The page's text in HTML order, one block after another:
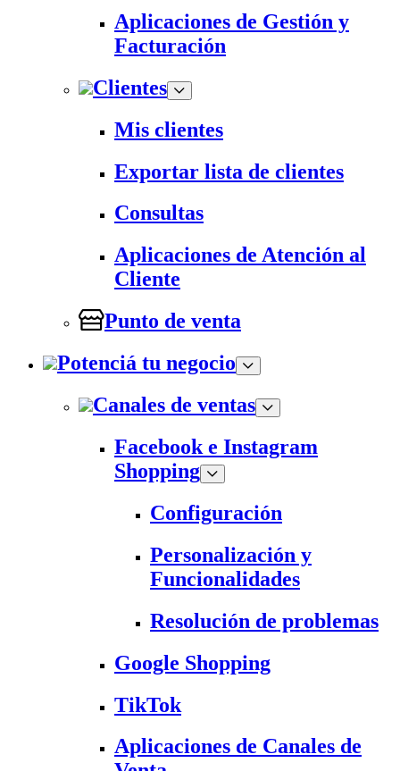
Aplicaciones de Gestión y
Facturación
Clientes
Mis clientes
Exportar lista de clientes
Consultas
Aplicaciones de Atención al
Cliente
Punto de venta
Potenciá tu negocio
Canales de ventas
Facebook e Instagram
Shopping
Configuración
Personalización y
Funcionalidades
Resolución de problemas
Google Shopping
TikTok
Aplicaciones de Canales de